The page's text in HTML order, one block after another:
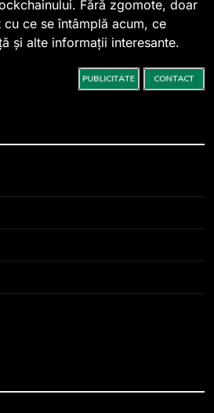
MiCA privind
serviciile crypto, obligatoriu de
la 1 iulie în România
cu plata în crypto:
în 2026
jumătate din aceștia
Fără zgomote, doar
ce se întâmplă acum, ce
și alte informații interesante.